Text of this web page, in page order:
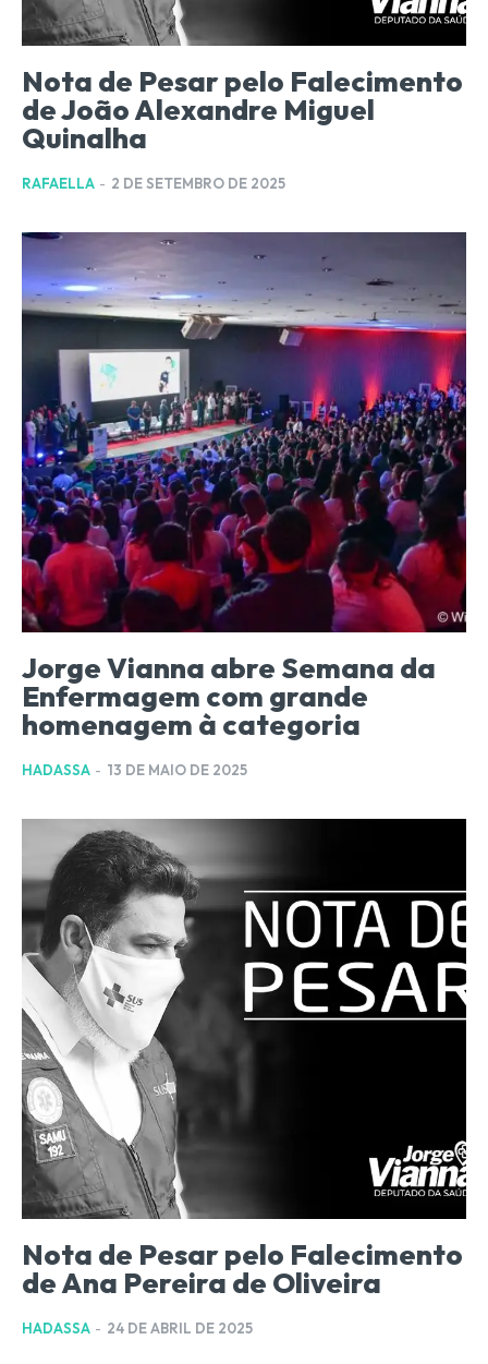
Nota de Pesar pelo Falecimento
de João Alexandre Miguel
Quinalha
RAFAELLA - 2 DE SETEMBRO DE 2025
Jorge Vianna abre Semana da
Enfermagem com grande
homenagem à categoria
HADASSA - 13 DE MAIO DE 2025
Nota de Pesar pelo Falecimento
de Ana Pereira de Oliveira
HADASSA - 24 DE ABRIL DE 2025